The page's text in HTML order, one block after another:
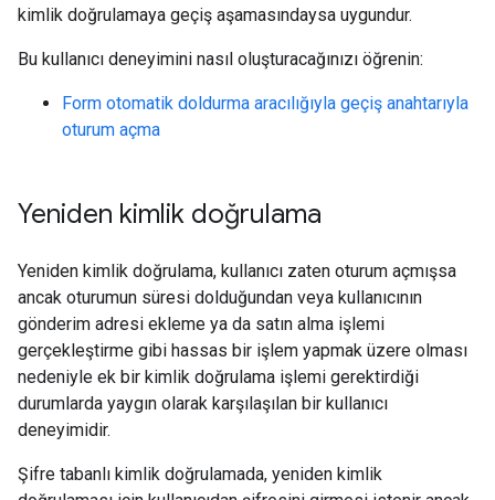
kimlik doğrulamaya geçiş aşamasındaysa uygundur.
Bu kullanıcı deneyimini nasıl oluşturacağınızı öğrenin:
Form otomatik doldurma aracılığıyla geçiş anahtarıyla
oturum açma
Yeniden kimlik doğrulama
Yeniden kimlik doğrulama, kullanıcı zaten oturum açmışsa
ancak oturumun süresi dolduğundan veya kullanıcının
gönderim adresi ekleme ya da satın alma işlemi
gerçekleştirme gibi hassas bir işlem yapmak üzere olması
nedeniyle ek bir kimlik doğrulama işlemi gerektirdiği
durumlarda yaygın olarak karşılaşılan bir kullanıcı
deneyimidir.
Şifre tabanlı kimlik doğrulamada, yeniden kimlik